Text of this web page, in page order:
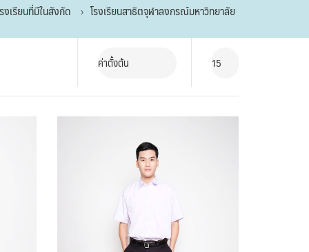
งเรียนที่มีในสังกัด โรงเรียนสาธิตจุฬาลงกรณ์มหาวิทยาลัย